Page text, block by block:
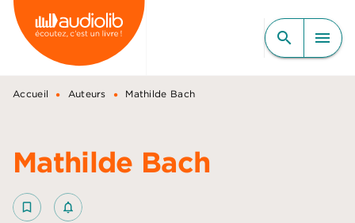
MENU RECHERCHE
CONTENU
PIED DE PAGE
search menu
Accueil • Auteurs • Mathilde Bach
Mathilde Bach
bookmark_border notifications_none_outlined